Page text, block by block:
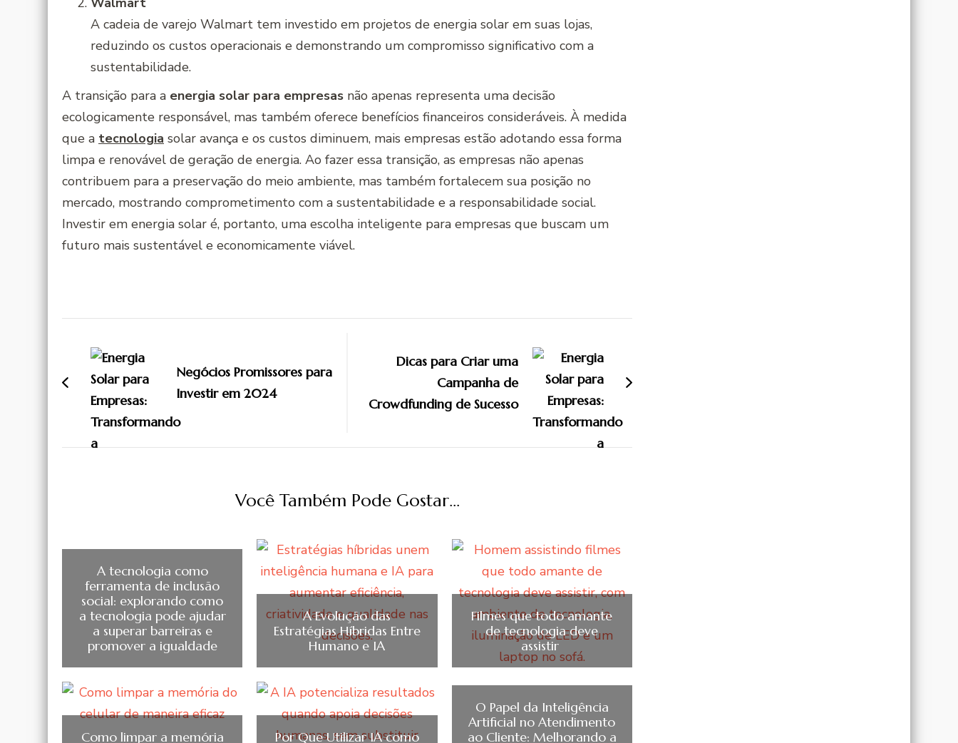
A cadeia de varejo Walmart tem investido em projetos de energia solar em suas lojas,
reduzindo os custos operacionais e demonstrando um compromisso significativo com a
sustentabilidade.
A transição para a energia solar para empresas não apenas representa uma decisão
ecologicamente responsável, mas também oferece benefícios financeiros consideráveis. À medida
que a tecnologia solar avança e os custos diminuem, mais empresas estão adotando essa forma
limpa e renovável de geração de energia. Ao fazer essa transição, as empresas não apenas
contribuem para a preservação do meio ambiente, mas também fortalecem sua posição no
mercado, mostrando comprometimento com a sustentabilidade e a responsabilidade social.
Investir em energia solar é, portanto, uma escolha inteligente para empresas que buscam um
futuro mais sustentável e economicamente viável.
post
Negócios Promissores para
Investir em 2024
Dicas para Criar uma
Campanha de
Crowdfunding de Sucesso
Você Também Pode Gostar...
A tecnologia como
ferramenta de inclusão
social: explorando como
a tecnologia pode ajudar
a superar barreiras e
promover a igualdade
A Evolução das
Estratégias Híbridas Entre
Humano e IA
Filmes que todo amante
de tecnologia deve
assistir
Como limpar a memória Por Que Utilizar IA como
O Papel da Inteligência
Artificial no Atendimento
ao Cliente: Melhorando a